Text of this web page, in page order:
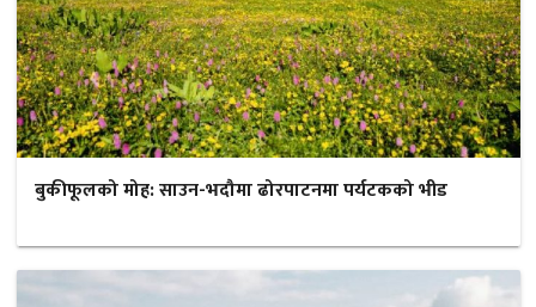
बुकीफूलको मोह: साउन-भदौमा ढोरपाटनमा पर्यटकको भीड